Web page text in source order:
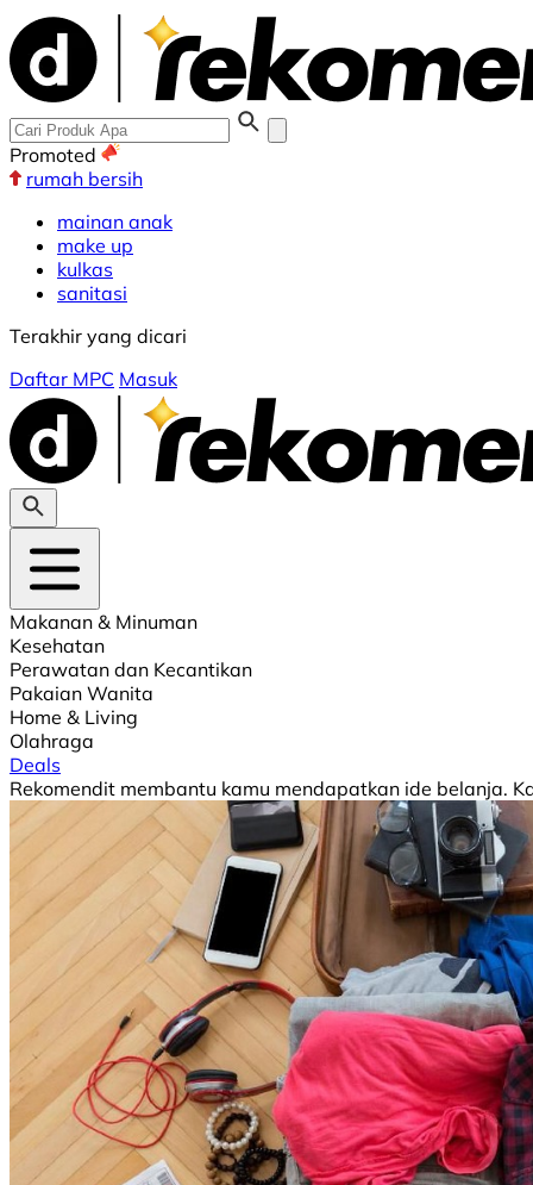
Promoted
rumah bersih
mainan anak
make up
kulkas
sanitasi
Terakhir yang dicari
Daftar MPC Masuk
Makanan & Minuman
Kesehatan
Perawatan dan Kecantikan
Pakaian Wanita
Home & Living
Olahraga
Deals
Rekomendit membantu kamu mendapatkan ide belanja.